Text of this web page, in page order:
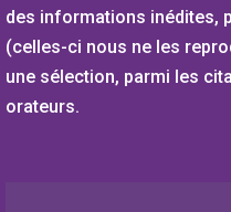
des informations inédites,
(celles-ci nous ne les
une sélection, parmi les
orateurs.